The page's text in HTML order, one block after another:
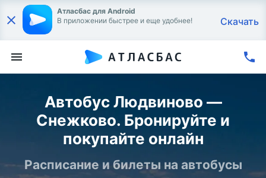
Атласбас для Android
В приложении быстрее и еще удобнее!
Скачать
Автобус Людвиново —
Снежково. Бронируйте и
покупайте онлайн
Расписание и билеты на автобусы